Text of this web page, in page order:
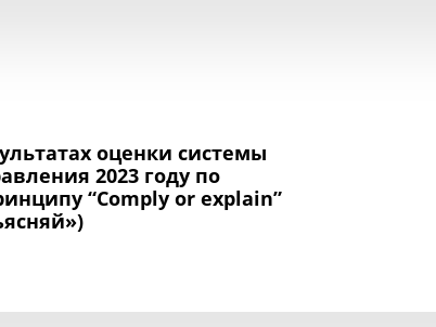
оценки системы
2023 году по
“Comply or explain”